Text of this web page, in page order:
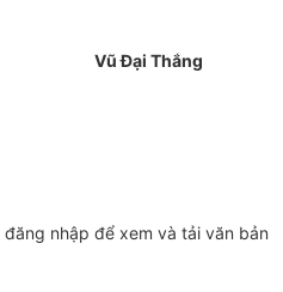
Vũ Đại Thắng
đăng nhập để xem và tải văn bản